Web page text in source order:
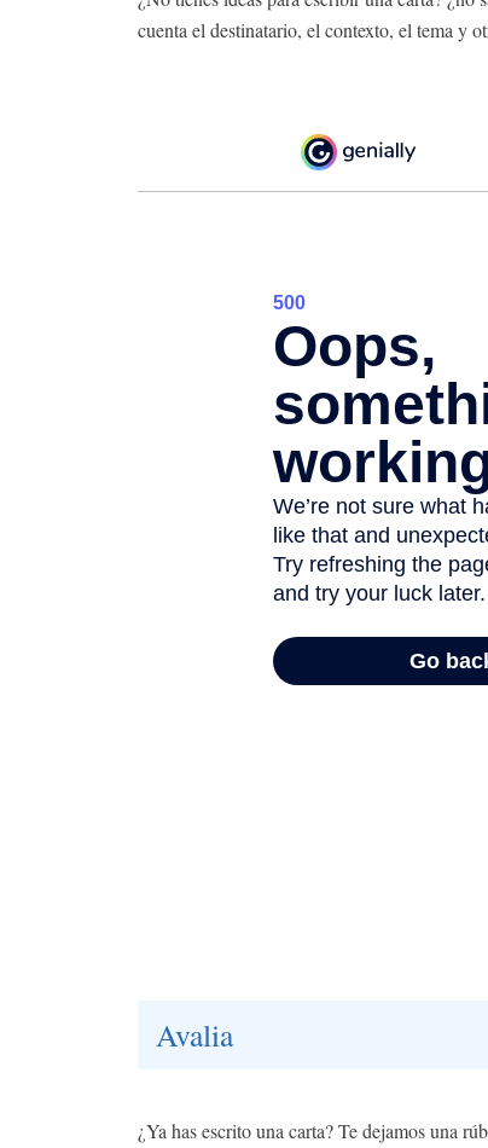
cuenta el destinatario, el contexto, el tema y
Avalia
¿Ya has escrito una carta? Te dejamos una